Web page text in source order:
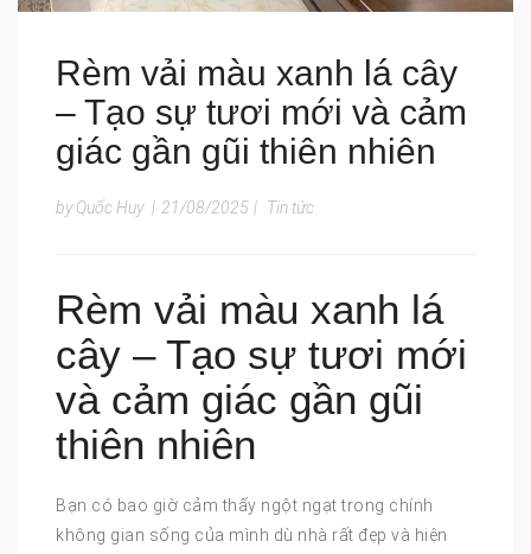
Rèm vải màu xanh lá cây
– Tạo sự tươi mới và cảm
giác gần gũi thiên nhiên
by Quốc Huy | 21/08/2025 | Tin tức
Rèm vải màu xanh lá
cây – Tạo sự tươi mới
và cảm giác gần gũi
thiên nhiên
Bạn có bao giờ cảm thấy ngột ngạt trong chính
không gian sống của mình dù nhà rất đẹp và hiện